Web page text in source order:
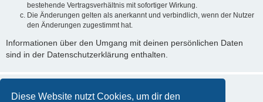
Diese Website nutzt Cookies, um dir den
bestehende Vertragsverhältnis mit sofortiger Wirkung.
Die Änderungen gelten als anerkannt und verbindlich, wenn der Nutzer
den Änderungen zugestimmt hat.
Informationen über den Umgang mit deinen persönlichen Daten
sind in der Datenschutzerklärung enthalten.